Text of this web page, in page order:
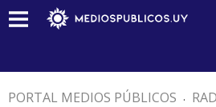
PORTAL MEDIOS PÚBLICOS .